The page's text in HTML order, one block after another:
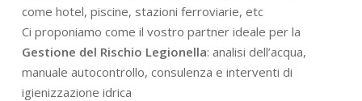
come hotel, piscine, stazioni ferroviarie, etc
Ci proponiamo come il vostro partner ideale per la
Gestione del Rischio Legionella: analisi dell’acqua,
manuale autocontrollo, consulenza e interventi di
igienizzazione idrica